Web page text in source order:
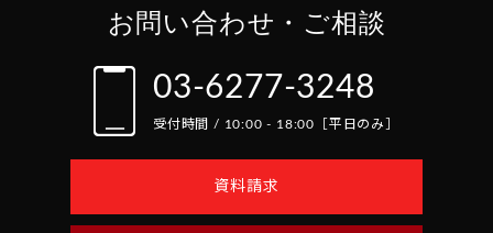
お問い合わせ・ご相談
03-6277-3248
受付時間 / 10:00 - 18:00［平日のみ］
資料請求